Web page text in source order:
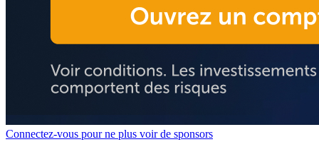
Connectez-vous pour ne plus voir de sponsors